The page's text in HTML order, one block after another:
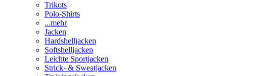
Trikots
Polo-Shirts
...mehr
Jacken
Hardshelljacken
Softshelljacken
Leichte Sportjacken
Strick- & Sweatjacken